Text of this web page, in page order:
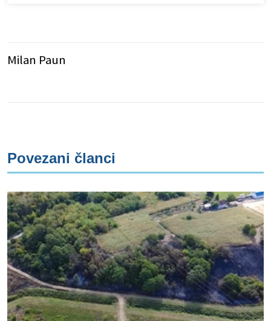
Milan Paun
Povezani članci